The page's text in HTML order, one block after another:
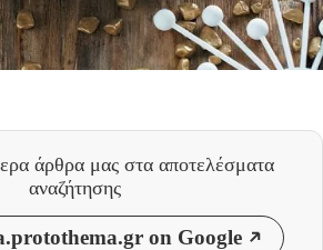
άρθρα μας στα αποτελέσματα
αναζήτησης
on Google